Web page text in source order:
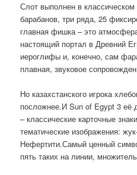
Слот выполнен в
барабанов, три ряда, 25
главная фишка – это
настоящий портал в Древний
иероглифы и, конечно, сам
плавная, звуковое
Но казахстанского игрока
посложнее.И Sun of Egypt 3 её
– классические карточные
тематические изображения:
Нефертити.Самый ценный
пять таких на линии,